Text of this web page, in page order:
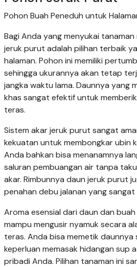
Pohon Buah Peneduh untuk
Bagi Anda yang menyukai
jeruk purut adalah pilihan terbaik
halaman. Pohon ini memiliki
sehingga ukurannya akan tetap
jangka waktu lama. Daunnya yang
khas sangat efektif untuk
teras.
Sistem akar jeruk purut sangat
kekuatan untuk membongkar ubin
Anda bahkan bisa menanamnya
saluran pembuangan air tanpa
akar. Rimbunnya daun jeruk purut
penahan debu jalanan yang
Aroma esensial dari daun dan
mampu mengusir nyamuk secara
teras. Anda bisa memetik
keperluan memasak hidangan sup
pribadi Anda. Pilihan tanaman ini